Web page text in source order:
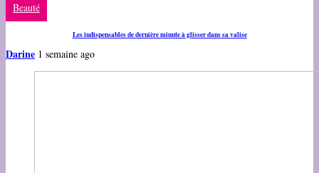
Beauté
Les indispensables de dernière minute à glisser dans sa valise
Darine 1 semaine ago